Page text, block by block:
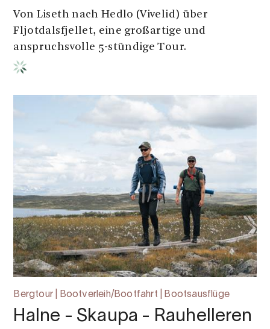
Von Liseth nach Hedlo (Vivelid) über
Fljotdalsfjellet, eine großartige und
anspruchsvolle 5-stündige Tour.
Bergtour | Bootverleih/Bootfahrt | Bootsausflüge
Halne - Skaupa - Rauhelleren